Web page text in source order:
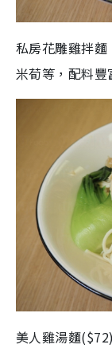
私房花雕雞拌
米荀等，配料豐
美人雞湯麵